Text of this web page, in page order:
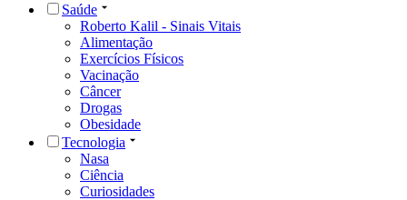
Saúde
Roberto Kalil - Sinais Vitais
Alimentação
Exercícios Físicos
Vacinação
Câncer
Drogas
Obesidade
Tecnologia
Nasa
Ciência
Curiosidades